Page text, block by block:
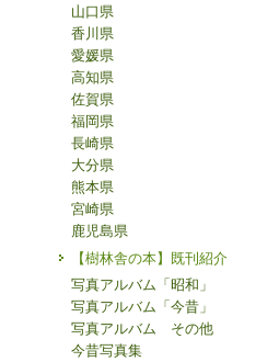
山口県
香川県
愛媛県
高知県
佐賀県
福岡県
長崎県
大分県
熊本県
宮崎県
鹿児島県
【樹林舎の本】既刊紹介
写真アルバム「昭和」
写真アルバム「今昔」
写真アルバム その他
今昔写真集